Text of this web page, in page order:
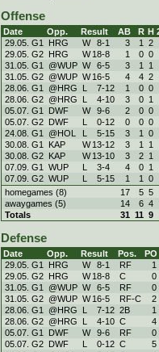
Offense
Date Opp. Result AB R H
29.05. G1
HRG W 8-1 3 1
2
29.05. G2 HRG W 18-8 1 0 0
31.05. G1
@WUP W 6-5 3 1
1
31.05. G2 @WUP W 16-5 4 4 2
28.06. G1
@HRG L 7-12 1 0 0
28.06. G2 @HRG L 4-10 3 0 1
05.07. G1
DWF W 9-6 2 0 0
05.07. G2 DWF L 0-12 0 0 0
24.08. G1
@HOL L 5-15 3 1
0
30.08. G1
KAP W 13-12 3 1
1
30.08. G2 KAP W 13-10 3 2 1
07.09. G1
WUP L 3-4 4 0 1
07.09. G2 WUP L 5-15 1 1
0
homegames (8)
17 5 5
awaygames (5)
14 6 4
Totals
31 11 9
Defense
Date Opp. Result Pos.
PO
29.05. G1
HRG W 8-1 RF
1
29.05. G2 HRG W 18-8 C
0
31.05. G1
@WUP W 6-5 RF
0
31.05. G2 @WUP W 16-5 RF-C
2
28.06. G1
@HRG L 7-12 2B
1
28.06. G2 @HRG L 4-10 C
4
05.07. G1
DWF W 9-6 RF
0
05.07. G2 DWF L 0-12 C
5